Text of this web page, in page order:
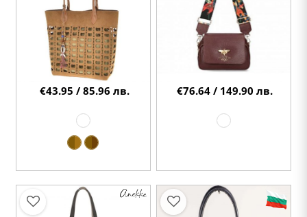
€43.95 / 85.96 лв. €76.64 / 149.90 лв.